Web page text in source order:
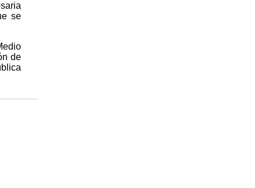
se
de